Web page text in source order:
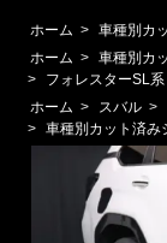
ホーム > 車種別カ
ホーム > 車種別カ
>
フォレスターSL系
ホーム > スバル >
> 車種別カット済み